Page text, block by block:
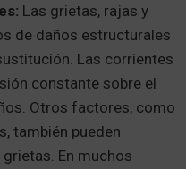
Las grietas, rajas y
de daños estructurales
Las corrientes
constante sobre el
Otros factores, como
también pueden
En muchos